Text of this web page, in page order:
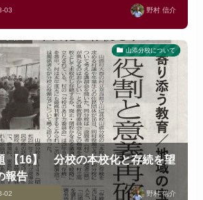
03 野村 信介
山添分校について
【16】 分校の本校化と存続を望
報告
02 野村 信介